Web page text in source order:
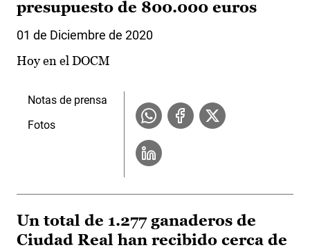
presupuesto de 800.000 euros
01 de Diciembre de 2020
Hoy en el DOCM
Notas de prensa
Fotos
Un total de 1.277 ganaderos de
Ciudad Real han recibido cerca de